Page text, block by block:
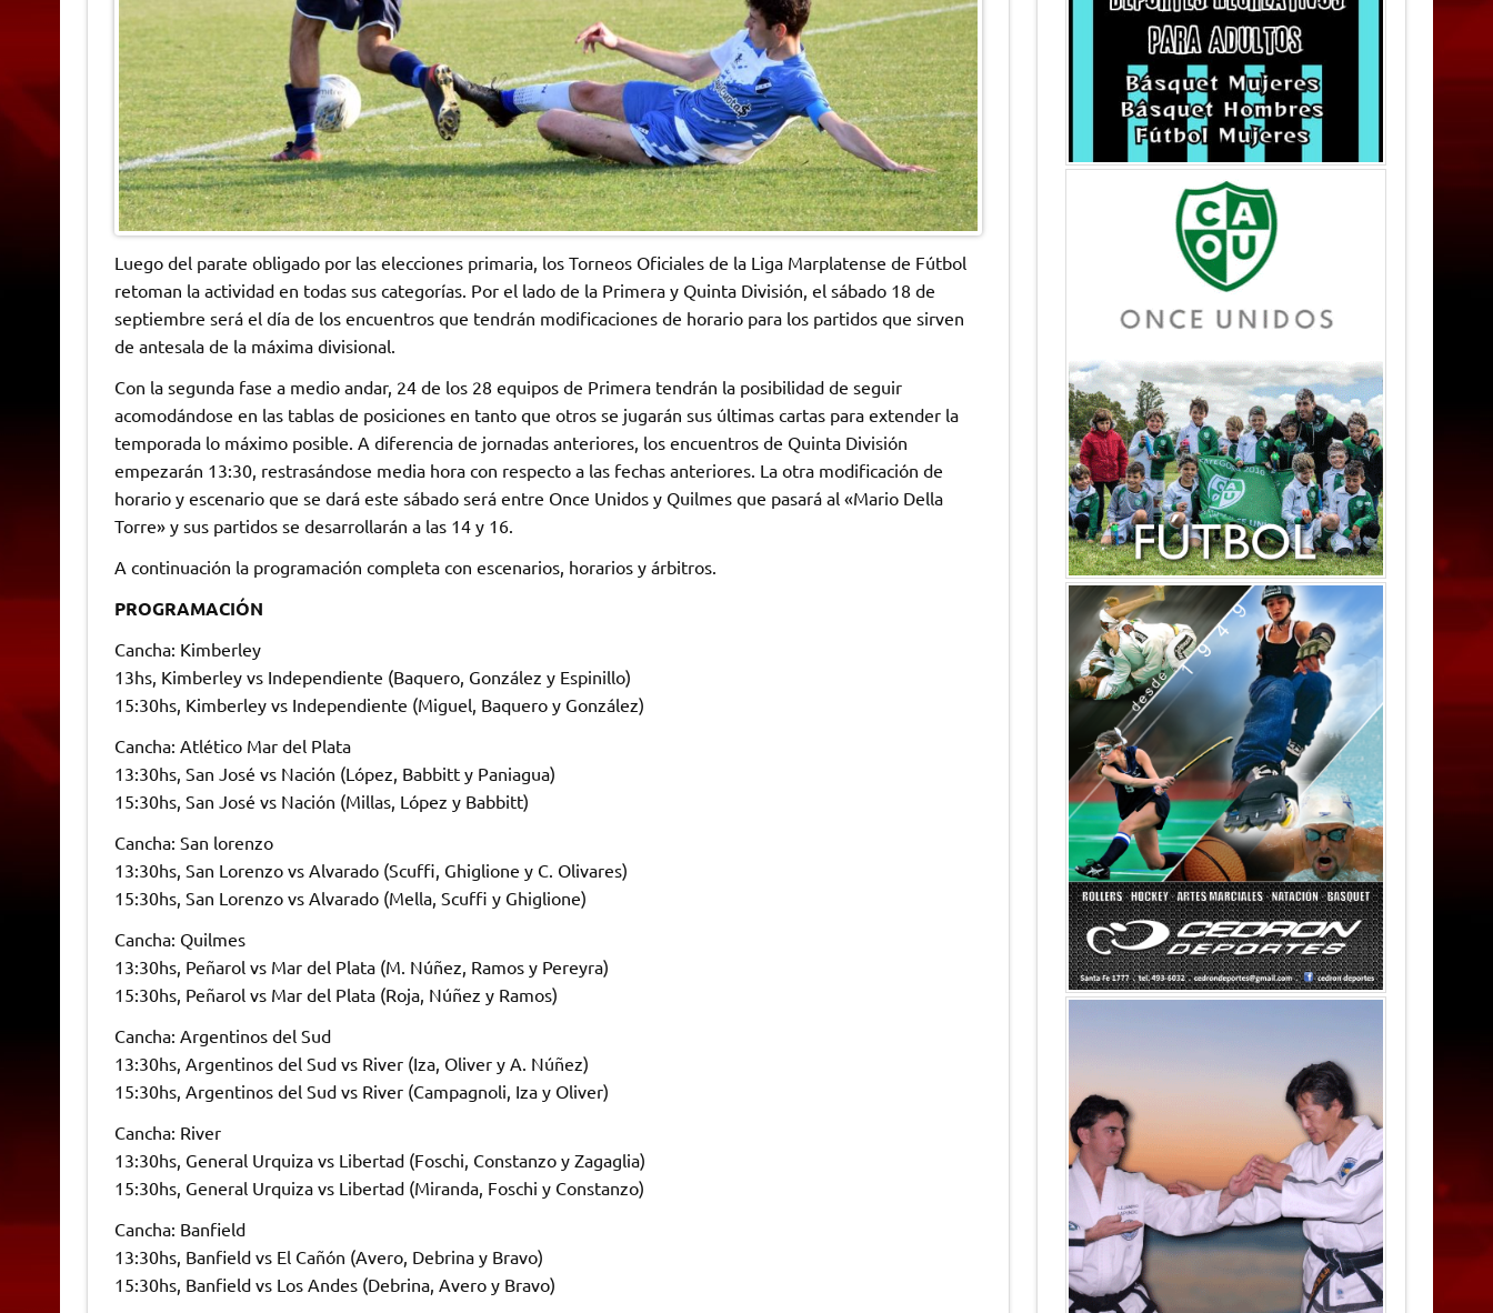
Luego del parate obligado por las elecciones primaria, los Torneos Oficiales de la Liga Marplatense de Fútbol
retoman la actividad en todas sus categorías. Por el lado de la Primera y Quinta División, el sábado 18 de
septiembre será el día de los encuentros que tendrán modificaciones de horario para los partidos que sirven
de antesala de la máxima divisional.
Con la segunda fase a medio andar, 24 de los 28 equipos de Primera tendrán la posibilidad de seguir
acomodándose en las tablas de posiciones en tanto que otros se jugarán sus últimas cartas para extender la
temporada lo máximo posible. A diferencia de jornadas anteriores, los encuentros de Quinta División
empezarán 13:30, restrasándose media hora con respecto a las fechas anteriores. La otra modificación de
horario y escenario que se dará este sábado será entre Once Unidos y Quilmes que pasará al «Mario Della
Torre» y sus partidos se desarrollarán a las 14 y 16.
A continuación la programación completa con escenarios, horarios y árbitros.
PROGRAMACIÓN
Cancha: Kimberley
13hs, Kimberley vs Independiente (Baquero, González y Espinillo)
15:30hs, Kimberley vs Independiente (Miguel, Baquero y González)
Cancha: Atlético Mar del Plata
13:30hs, San José vs Nación (López, Babbitt y Paniagua)
15:30hs, San José vs Nación (Millas, López y Babbitt)
Cancha: San lorenzo
13:30hs, San Lorenzo vs Alvarado (Scuffi, Ghiglione y C. Olivares)
15:30hs, San Lorenzo vs Alvarado (Mella, Scuffi y Ghiglione)
Cancha: Quilmes
13:30hs, Peñarol vs Mar del Plata (M. Núñez, Ramos y Pereyra)
15:30hs, Peñarol vs Mar del Plata (Roja, Núñez y Ramos)
Cancha: Argentinos del Sud
13:30hs, Argentinos del Sud vs River (Iza, Oliver y A. Núñez)
15:30hs, Argentinos del Sud vs River (Campagnoli, Iza y Oliver)
Cancha: River
13:30hs, General Urquiza vs Libertad (Foschi, Constanzo y Zagaglia)
15:30hs, General Urquiza vs Libertad (Miranda, Foschi y Constanzo)
Cancha: Banfield
13:30hs, Banfield vs El Cañón (Avero, Debrina y Bravo)
15:30hs, Banfield vs Los Andes (Debrina, Avero y Bravo)